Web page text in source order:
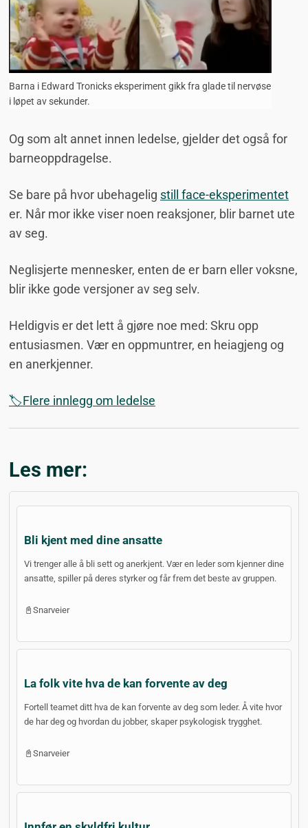
Barna i Edward Tronicks eksperiment gikk fra glade til nervøse
i løpet av sekunder.
Og som alt annet innen ledelse, gjelder det også for
barneoppdragelse.
Se bare på hvor ubehagelig still face-eksperimentet
er. Når mor ikke viser noen reaksjoner, blir barnet ute
av seg.
Neglisjerte mennesker, enten de er barn eller voksne,
blir ikke gode versjoner av seg selv.
Heldigvis er det lett å gjøre noe med: Skru opp
entusiasmen. Vær en oppmuntrer, en heiagjeng og
en anerkjenner.
🏷️Flere innlegg om ledelse
Les mer:
Bli kjent med dine ansatte
Vi trenger alle å bli sett og anerkjent. Vær en leder som kjenner dine
ansatte, spiller på deres styrker og får frem det beste av gruppen.
📓Snarveier
La folk vite hva de kan forvente av deg
Fortell teamet ditt hva de kan forvente av deg som leder. Å vite hvor
de har deg og hvordan du jobber, skaper psykologisk trygghet.
📓Snarveier